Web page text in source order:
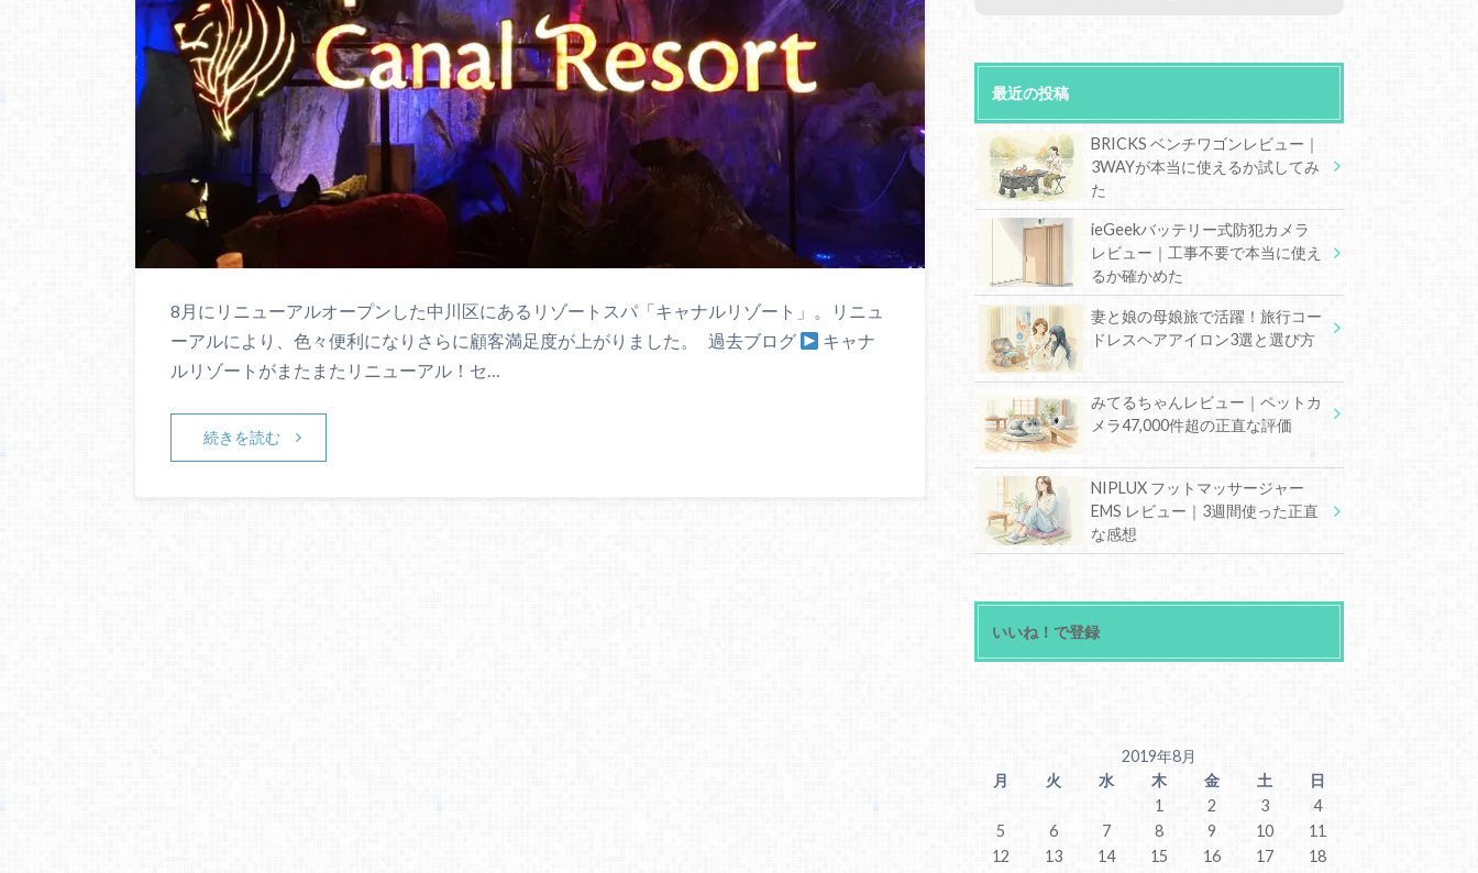
8月にリニューアルオープンした中川区にあるリゾートスパ「キャナルリゾート」。リニュ
ーアルにより、色々便利になりさらに顧客満足度が上がりました。 過去ブログ
キャナ
ルリゾートがまたまたリニューアル！セ…
続きを読む
最近の投稿
BRICKS ベンチワゴンレビュー｜
3WAYが本当に使えるか試してみ
た
ieGeekバッテリー式防犯カメラ
レビュー｜工事不要で本当に使え
るか確かめた
妻と娘の母娘旅で活躍！旅行コー
ドレスヘアアイロン3選と選び方
みてるちゃんレビュー｜ペットカ
メラ47,000件超の正直な評価
NIPLUX フットマッサージャー
EMS レビュー｜3週間使った正直
な感想
いいね！で登録
2019年8月
月
火 水 木 金 土
日
1
2 3
4
5
6 7 8 9 10
11
12
13 14 15 16 17
18